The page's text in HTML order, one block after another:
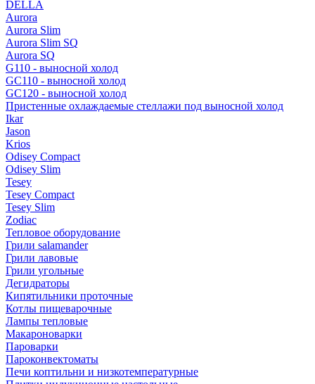
DELLA
Aurora
Aurora Slim
Aurora Slim SQ
Aurora SQ
G110 - выносной холод
GC110 - выносной холод
GC120 - выносной холод
Пристенные охлаждаемые стеллажи под выносной холод
Ikar
Jason
Krios
Odisey Compact
Odisey Slim
Tesey
Tesey Compact
Tesey Slim
Zodiac
Тепловое оборудование
Грили salamander
Грили лавовые
Грили угольные
Дегидраторы
Кипятильники проточные
Котлы пищеварочные
Лампы тепловые
Макароноварки
Пароварки
Пароконвектоматы
Печи коптильни и низкотемпературные